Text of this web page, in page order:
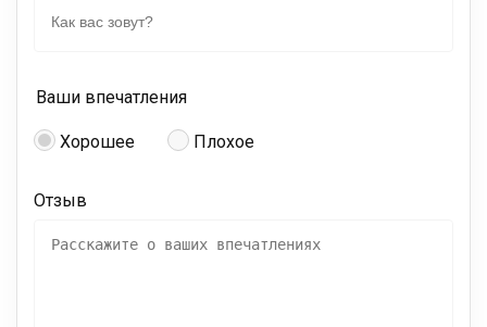
Ваши впечатления
Хорошее Плохое
Отзыв